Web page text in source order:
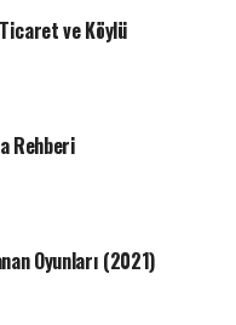
ve Köylü
Rehberi
Oyunları (2021)